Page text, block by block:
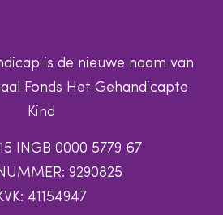
is de nieuwe naam van
Fonds Het Gehandicapte
Kind
INGB 0000 5779 67
9290825
41154947